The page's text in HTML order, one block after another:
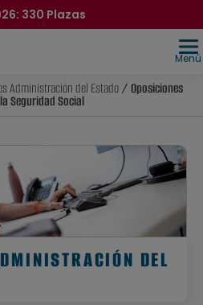
330 Plazas
Menú
Administración del Estado/ Oposiciones
Seguridad Social
DEL